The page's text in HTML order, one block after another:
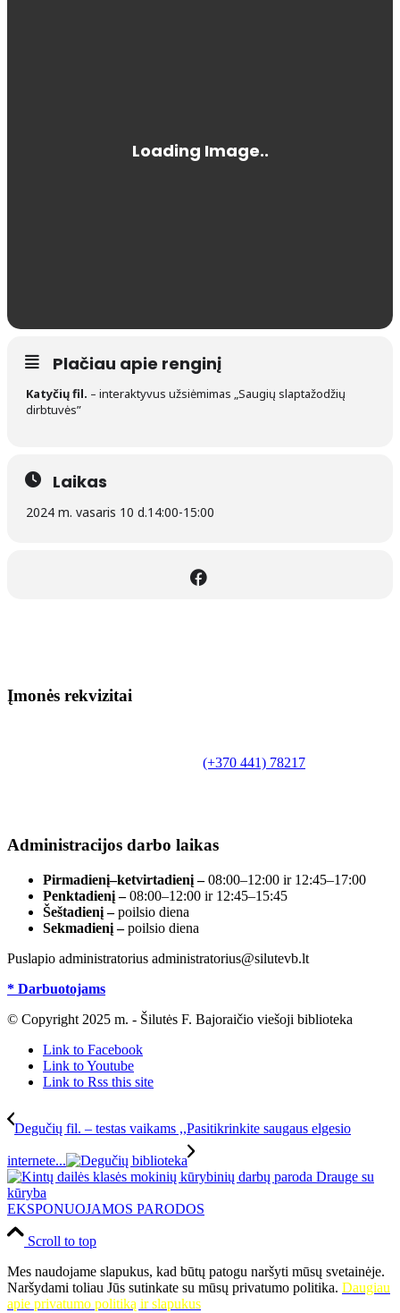
Plačiau apie renginį
Katyčių fil. – interaktyvus užsiėmimas „Saugių slaptažodžių
dirbtuvės”
Laikas
2024 m. vasaris 10 d.14:00-15:00
Įmonės rekvizitai
(+370 441) 78217
Administracijos darbo laikas
Pirmadienį–ketvirtadienį –08:00–12:00 ir 12:45–17:00
Penktadienį –08:00–12:00 ir 12:45–15:45
Šeštadienį –poilsio diena
Sekmadienį –poilsio diena
Puslapio administratorius administratorius@silutevb.lt
* Darbuotojams
© Copyright 2025 m. - Šilutės F. Bajoraičio viešoji biblioteka
Link to Facebook
Link to Youtube
Link to Rss this site
Degučių fil. – testas vaikams ,,Pasitikrinkite saugaus elgesio
internete...
EKSPONUOJAMOS PARODOS
Scroll to top
Mes naudojame slapukus, kad būtų patogu naršyti mūsų svetainėje.
Naršydami toliau Jūs sutinkate su mūsų privatumo politika. Daugiau
apie privatumo politiką ir slapukus